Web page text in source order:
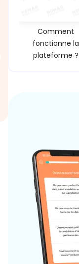
Comment
fonctionne la
plateforme ?